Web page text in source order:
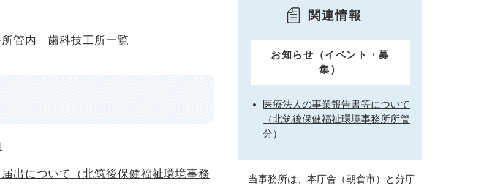
所管内 歯科技工所一覧
出について（北筑後保健福祉環境事務
関連情報
お知らせ（イベント・募
集）
医療法人の事業報告書等について
（北筑後保健福祉環境事務所所管
分）
当事務所は、本庁舎（朝倉市）と分庁